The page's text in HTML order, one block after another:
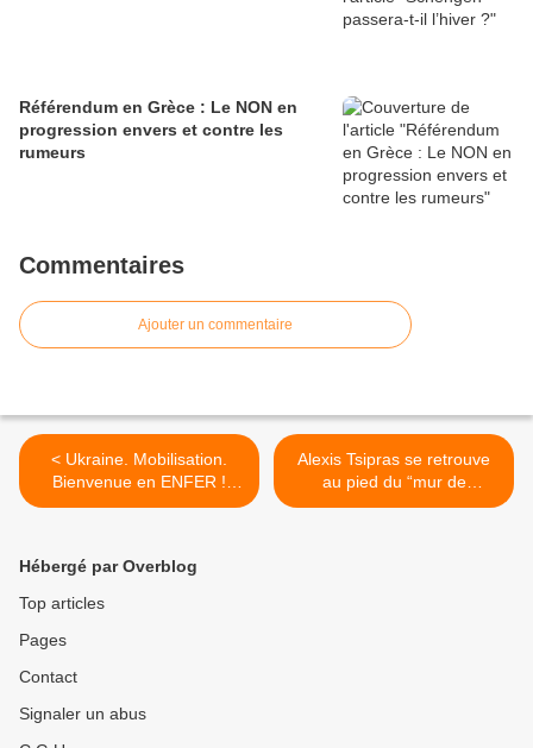
Référendum en Grèce : Le NON en
progression envers et contre les
rumeurs
Commentaires
Ajouter un commentaire
< Ukraine. Mobilisation.
Bienvenue en ENFER !
[sous-titres français]
Alexis Tsipras se retrouve
au pied du “mur de
l’argent”, par Romaric
Hébergé par Overblog
Top articles
Pages
Contact
Signaler un abus